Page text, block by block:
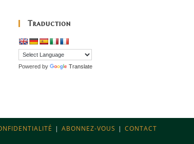
Traduction
Powered by Translate
ABONNEZ-VOUS CONTACT